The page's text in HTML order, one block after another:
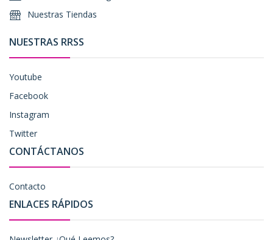
Nuestras Tiendas
NUESTRAS RRSS
Youtube
Facebook
Instagram
Twitter
CONTÁCTANOS
Contacto
ENLACES RÁPIDOS